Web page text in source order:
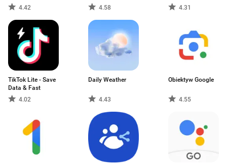
4.42
4.58
4.31
TikTok Lite - Save
Data & Fast
4.02
Daily Weather
4.43
Obiektyw Google
4.55